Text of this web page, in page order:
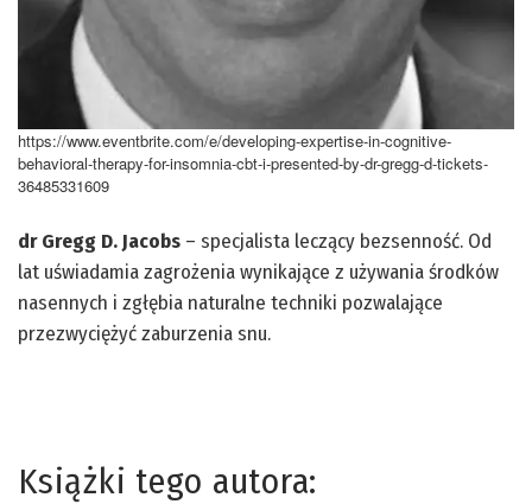
https://www.eventbrite.com/e/developing-expertise-in-cognitive-
behavioral-therapy-for-insomnia-cbt-i-presented-by-dr-gregg-d-tickets-
36485331609
dr Gregg D. Jacobs – specjalista leczący bezsenność. Od
lat uświadamiazagrożeniawynikające z używaniaśrodków
nasennych i zgłębia naturalne techniki pozwalające
przezwyciężyćzaburzenia snu.
Książki tego autora: